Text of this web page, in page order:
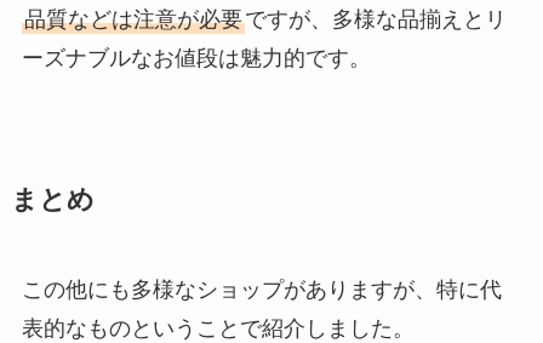
品質などは注意が必要ですが、多様な品揃えとリ
ーズナブルなお値段は魅力的です。
まとめ
この他にも多様なショップがありますが、特に代
表的なものということで紹介しました。